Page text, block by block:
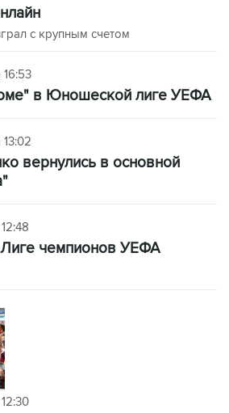
с крупным счетом
в Юношеской лиге УЕФА
вернулись в основной
чемпионов УЕФА